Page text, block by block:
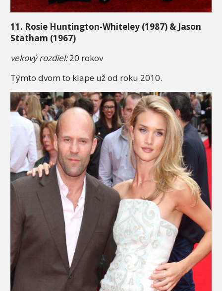
11. Rosie Huntington-Whiteley (1987) & Jason
Statham (1967)
vekový rozdiel:20 rokov
Týmto dvom to klape už od roku 2010.